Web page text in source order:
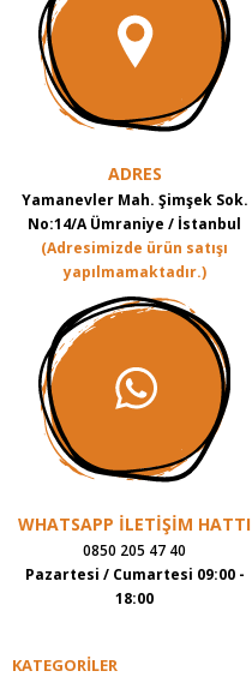
ADRES
Yamanevler Mah. Şimşek Sok.
No:14/A Ümraniye / İstanbul
(Adresimizde ürün satışı
yapılmamaktadır.)
WHATSAPP İLETİŞİM HATTI
0850 205 47 40
Pazartesi / Cumartesi 09:00 -
18:00
KATEGORİLER